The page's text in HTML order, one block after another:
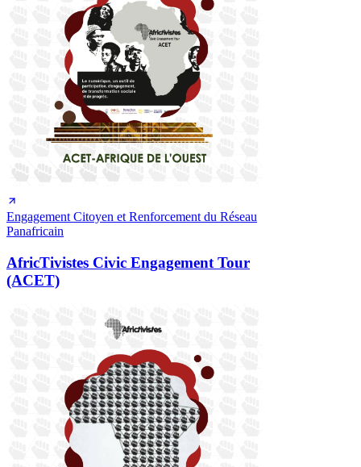
Engagement Citoyen et Renforcement du Réseau
Panafricain
AfricTivistes Civic Engagement Tour
(ACET)